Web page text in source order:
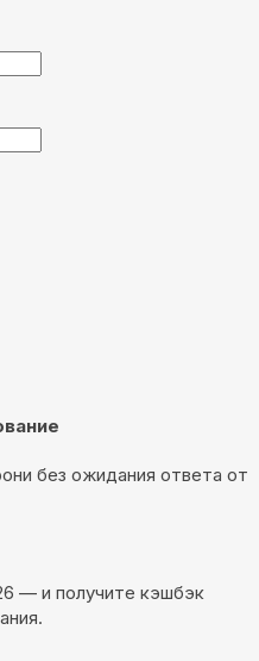
без ожидания ответа от
— и получите кэшбэк